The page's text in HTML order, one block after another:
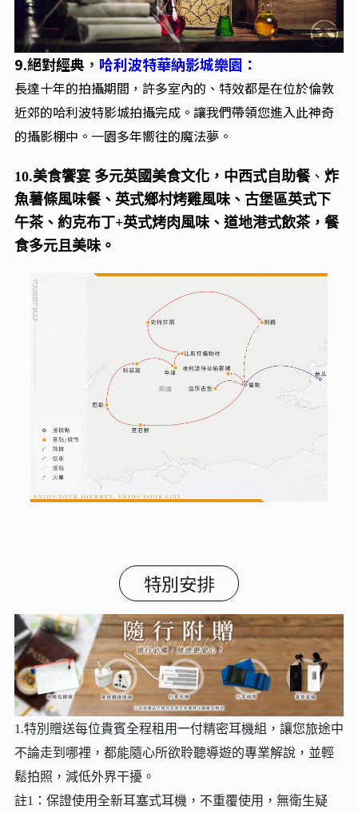
9.絕對經典 ， 哈利波特華納影城樂園：
長達十年的拍攝期間，許多室內的、特效都是在位於倫敦
近郊的哈利波特影城拍攝完成。讓我們帶領您進入此神奇
的攝影棚中。一園多年嚮往的魔法夢。
10.美食饗宴 多元英國美食文化，中西式自助餐、 炸
魚薯條風味餐、英式鄉村烤雞風味、古堡區英式下
午茶、 約克布丁+英式烤肉風味、道地港式飲茶，餐
食多元且美味。
特別安排
1.特別贈送每位貴賓全程租用一付精密耳機組，讓您旅途中
不論走到哪裡，都能隨心所欲聆聽導遊的專業解說，並輕
鬆拍照，減低外界干擾。
註1：保證使用全新耳塞式耳機，不重覆使用，無衛生疑